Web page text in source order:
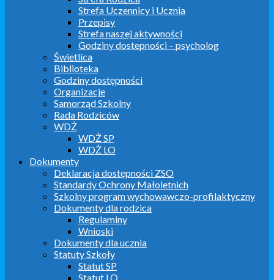
Strefa Uczennicy i Ucznia
Przepisy
Strefa naszej aktywności
Godziny dostepności – psycholog
Świetlica
Biblioteka
Godziny dostępności
Organizacje
Samorząd Szkolny
Rada Rodziców
WDŻ
WDŻ SP
WDŻ LO
Dokumenty
Deklaracja dostępności ZSO
Standardy Ochrony Małoletnich
Szkolny program wychowawczo-profilaktyczny
Dokumenty dla rodzica
Regulaminy
Wnioski
Dokumenty dla ucznia
Statuty Szkoły
Statut SP
Statut LO